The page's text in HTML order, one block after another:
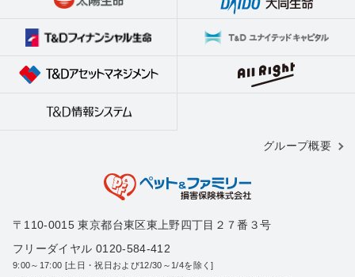
グループ概要
〒110-0015 東京都台東区東上野四丁目２７番３号
フリーダイヤル 0120-584-412
9:00～17:00 [土日・祝日および12/30～1/4を除く]